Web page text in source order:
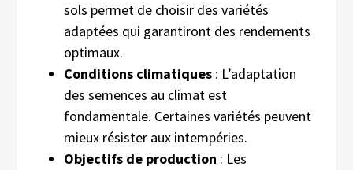
sols permet de choisir des variétés
adaptées qui garantiront des rendements
optimaux.
Conditions climatiques : L’adaptation
des semences au climat est
fondamentale. Certaines variétés peuvent
mieux résister aux intempéries.
Objectifs de production : Les